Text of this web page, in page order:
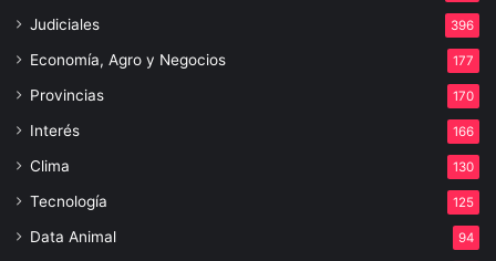
Judiciales 396
Economía, Agro y Negocios 177
Provincias 170
Interés 166
Clima 130
Tecnología 125
Data Animal 94